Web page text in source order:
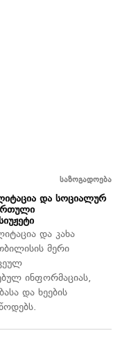
საზოგადოება
და სოციალურ
და კახა
მერი
ინფორმაციას,
და ხეების